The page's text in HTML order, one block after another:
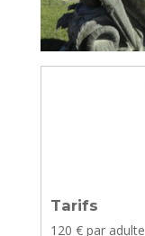
Tarifs
120 € par adulte